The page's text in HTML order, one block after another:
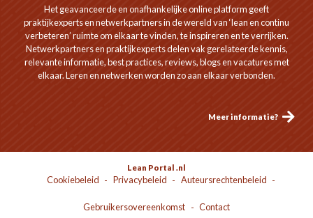
Het geavanceerde en onafhankelijke online platform geeft
praktijkexperts en netwerkpartners in de wereld van ‘lean en continu
verbeteren’ ruimte om elkaar te vinden, te inspireren en te verrijken.
Netwerkpartners en praktijkexperts delen vak gerelateerde kennis,
relevante informatie, best practices, reviews, blogs en vacatures met
elkaar. Leren en netwerken worden zo aan elkaar verbonden.
Meer informatie?
Lean Portal .nl
Cookiebeleid Privacybeleid Auteursrechtenbeleid
Gebruikersovereenkomst Contact